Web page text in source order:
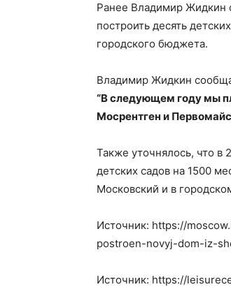
Ранее Владимир Жидкин
построить десять
городского бюджета.
Владимир Жидкин
“В следующем году мы
Мосрентген и
Также уточнялось, что в
детских садов на 1500
Московский и в
Источник: https://
postroen-novyj-dom-iz-
Источник: https://